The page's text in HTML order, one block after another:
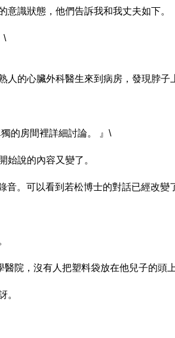
識狀態，他們告訴我和我丈夫如下。
\
人的心臟外科醫生來到病房，發現脖
的房間裡詳細討論。 』\
始說的內容又變了。
。可以看到若松博士的對話已經改變
院，沒有人把塑料袋放在他兒子的頭
。